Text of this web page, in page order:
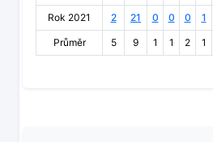
Rok 2021 2 21 0 0 0 1
Průměr 5 9 1 1 2 1